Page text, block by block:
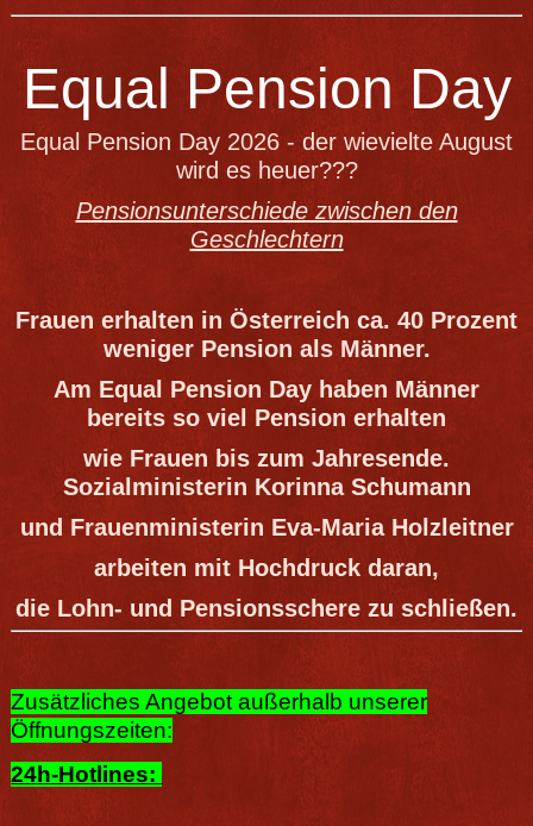
Equal Pension Day
Equal Pension Day 2026 - der wievielte August
wird es heuer???
Pensionsunterschiede zwischen den
Geschlechtern
Frauen erhalten in Österreich ca. 40 Prozent
weniger Pension als Männer.
Am Equal Pension Day haben Männer
bereits so viel Pension erhalten
wie Frauen bis zum Jahresende.
Sozialministerin Korinna Schumann
und Frauenministerin Eva-Maria Holzleitner
arbeiten mit Hochdruck daran,
die Lohn- und Pensionsschere zu schließen.
Zusätzliches Angebot außerhalb unserer
Öffnungszeiten:
24h-Hotlines: